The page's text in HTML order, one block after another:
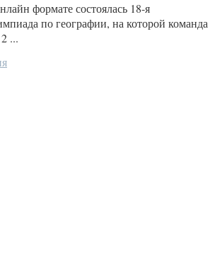
формате состоялась 18-я
по географии, на которой команда
...